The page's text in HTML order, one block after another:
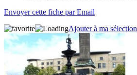
Envoyer cette fiche par Email
Ajouter à ma sélection